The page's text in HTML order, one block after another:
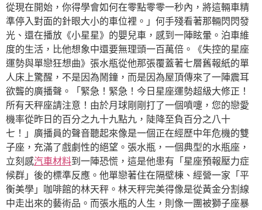
從現在開始，你得學會如何在零點零零一秒內，將這輛車精
準停入對面的針眼大小的車位裡。」何手殘看著那輛閃閃發
光、還在播放《小星星》的嬰兒車，感到一陣眩暈。泊車維
度的生活，比他想象中還要無理頭一百萬倍。《失控的星座
運勢與單戀狂想曲》張水瓶從他那張覆蓋著七層舊報紙的單
人床上驚醒，不是因為鬧鐘，而是因為屋頂傳來了一陣震耳
欲聾的廣播聲。「緊急！緊急！今日星座運勢超級大修正！
所有天秤座請注意！由於月球剛剛打了一個噴嚏，您的戀愛
機率從昨日的百分之九十九點九，陡降至負百分之八十
七！」廣播員的聲音聽起來像是一個正在經歷中年危機的雙
子座，充滿了戲劇性的絕望。張水瓶，一個典型的水瓶座，
立刻感汽車材料到一陣恐慌，這是他患有「星座預報壓力症
候群」後的標準反應。他單戀著住在隔壁棟、經營一家「平
衡美學」咖啡館的林天秤。林天秤完美得像是從黃金分割線
中走出來的藝術品。而張水瓶的人生，則像一團被獅子座暴